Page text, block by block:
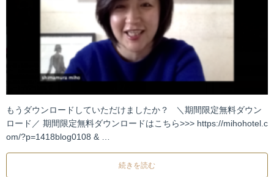
もうダウンロードしていただけましたか？ ＼期間限定無料ダウン
ロード／ 期間限定無料ダウンロードはこちら>>> https://mihohotel.c
om/?p=1418blog0108 & …
続きを読む